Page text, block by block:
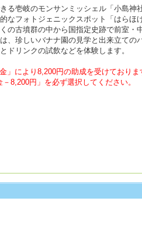
壱岐のモンサンミッシェル「小島神
フォトジェニックスポット「はらほ
の古墳群の中から国指定史跡で前室・
、珍しいバナナ園の見学と出来立ての
ドリンクの試飲などを体験します。
により8,200円の助成を受けておりま
8,200円」を必ず選択してください。